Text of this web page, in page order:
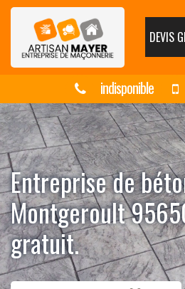
DEVIS
indisponible
Entreprise de
Montgeroult
gratuit.